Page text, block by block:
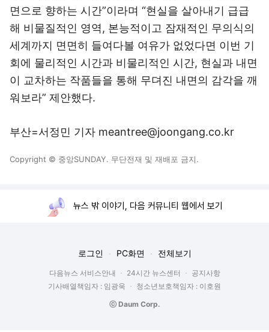
면으로 향하는 시간”이라며 “현실을 살아내기 급급
해 비물질적인 영역, 본능적이고 잠재적인 무의식의
세계까지 면면히 들여다볼 여유가 없었다면 이번 기
회에 물리적인 시간과 비물리적인 시간, 현실과 내면
이 교차하는 작품들을 통해 무뎌진 내면의 감각을 깨
워보라” 제안했다.
부산=서정민 기자 meantree@joongang.co.kr
Copyright © 중앙SUNDAY. 무단전재 및 재배포 금지.
뉴스 밖 이야기, 다음 커뮤니티 웹에서 보기
로그인 PC화면 전체보기
다음뉴스 서비스안내 24시간 뉴스센터
공지사항
기사배열책임자 : 임광욱
청소년보호책임자 : 이호원
ⓒ Daum Corp.